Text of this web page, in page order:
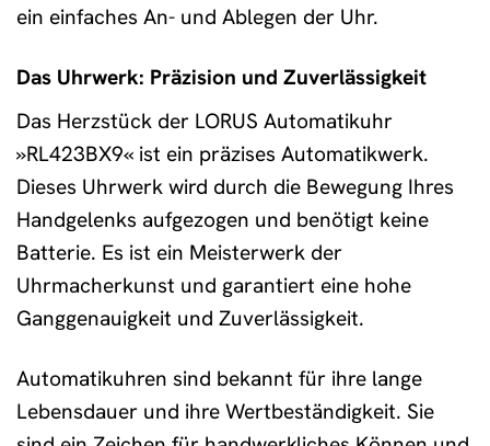
ein einfaches An- und Ablegen der Uhr.
Das Uhrwerk: Präzision und Zuverlässigkeit
Das Herzstück der LORUS Automatikuhr
»RL423BX9« ist ein präzises Automatikwerk.
Dieses Uhrwerk wird durch die Bewegung Ihres
Handgelenks aufgezogen und benötigt keine
Batterie. Es ist ein Meisterwerk der
Uhrmacherkunst und garantiert eine hohe
Ganggenauigkeit und Zuverlässigkeit.
Automatikuhren sind bekannt für ihre lange
Lebensdauer und ihre Wertbeständigkeit. Sie